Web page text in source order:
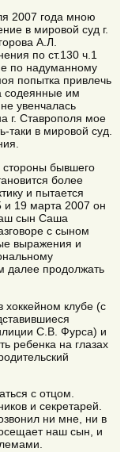
2007 года мною
в мировой суд г.
А.Л.
по ст.130 ч.1
по надуманному
попытка привлечь
содеянные им
увенчалась
г. Ставрополя мое
таки в мировой суд.
стороны бывшего
более
и пытается
и 19 марта 2007 он
сын Саша
с сыном
выражения и
далее продолжать
клубе (с
С.В. Фурса) и
ребенка на глазах
с отцом.
и секретарей.
ни мне, ни в
наш сын, и